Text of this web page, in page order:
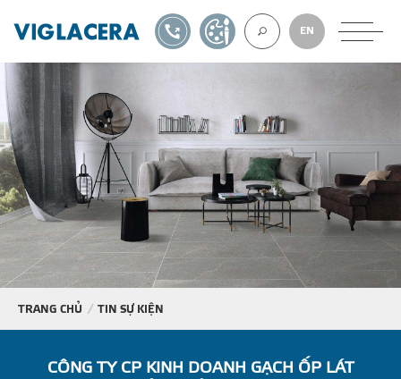
GẠCH ỐP LÁT
BÊ TÔNG KHÍ
EN
1900561582TỰ THIẾT KẾ
TRANG CHỦ TIN SỰ KIỆN
CÔNG TY CP KINH DOANH GẠCH ỐP LÁT